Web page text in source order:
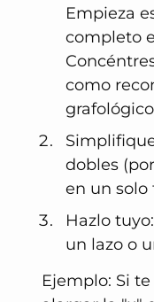
Empieza
completo
como
dobles
en un solo
Hazlo
un lazo o
Ejemplo: Si